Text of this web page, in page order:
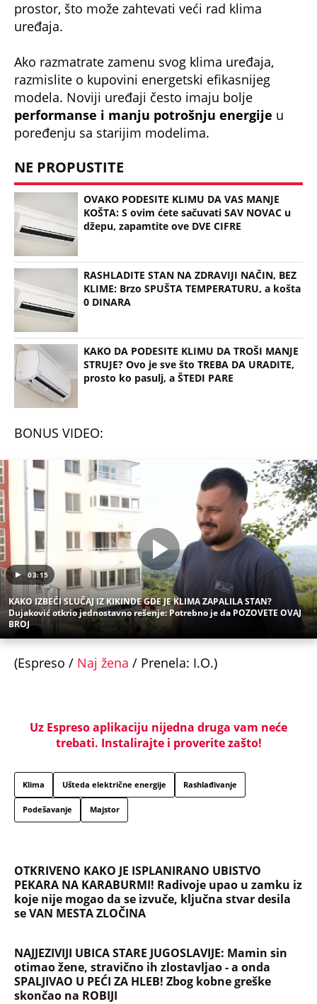
prostor, što može zahtevati veći rad klima
uređaja.
Ako razmatrate zamenu svog klima uređaja,
razmislite o kupovini energetski efikasnijeg
modela. Noviji uređaji često imaju bolje
performanse i manju potrošnju energije u
poređenju sa starijim modelima.
NE PROPUSTITE
OVAKO PODESITE KLIMU DA VAS MANJE
KOŠTA: S ovim ćete sačuvati SAV NOVAC u
džepu, zapamtite ove DVE CIFRE
RASHLADITE STAN NA ZDRAVIJI NAČIN, BEZ
KLIME: Brzo SPUŠTA TEMPERATURU, a košta
0 DINARA
KAKO DA PODESITE KLIMU DA TROŠI MANJE
STRUJE? Ovo je sve što TREBA DA URADITE,
prosto ko pasulj, a ŠTEDI PARE
BONUS VIDEO:
03:15
KAKO IZBEĆI SLUČAJ IZ KIKINDE GDE JE KLIMA ZAPALILA STAN?
Dujaković otkrio jednostavno rešenje: Potrebno je da POZOVETE OVAJ
BROJ
(Espreso / Naj žena / Prenela: I.O.)
Uz Espreso aplikaciju nijedna druga vam neće
trebati. Instalirajte i proverite zašto!
Klima Ušteda električne energije Rashlađivanje
Podešavanje Majstor
OTKRIVENO KAKO JE ISPLANIRANO UBISTVO
PEKARA NA KARABURMI! Radivoje upao u zamku iz
koje nije mogao da se izvuče, ključna stvar desila
se VAN MESTA ZLOČINA
NAJJEZIVIJI UBICA STARE JUGOSLAVIJE: Mamin sin
otimao žene, stravično ih zlostavljao - a onda
SPALJIVAO U PEĆI ZA HLEB! Zbog kobne greške
skončao na ROBIJI